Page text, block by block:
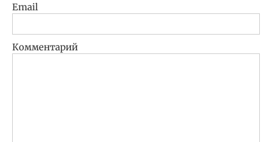
Email
Комментарий